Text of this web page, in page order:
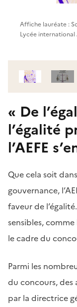
Affiche lauréate :
Lycée international
« De
l’égalité
l’AEFE
Que cela soit
gouvernance,
faveur de
sensibles,
le cadre du
Parmi les
du concours, des
par la directrice